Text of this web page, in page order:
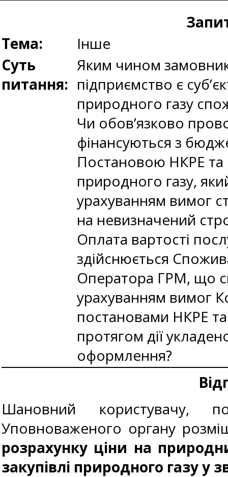
Тема:
Інше
Суть
питання:
Яким чином
підприємство є
природного газу
Чи обов’язково
фінансуються з
Постановою НКРЕ та
природного газу,
урахуванням вимог
на невизначений
Оплата вартості
здійснюється
Оператора ГРМ, що
урахуванням вимог
постановами НКРЕ
протягом дії
оформлення?
Шановний користувачу,
Уповноваженого органу
розрахунку ціни на
закупівлі природного газу у